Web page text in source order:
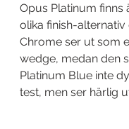
Opus Platinum finns
olika finish-alternativ
Chrome ser ut som
wedge, medan den
Platinum Blue inte
test, men ser härlig